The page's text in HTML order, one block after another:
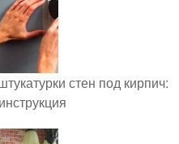
стен под кирпич: